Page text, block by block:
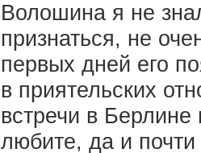
Волошина я не
признаться, не
первых дней его
в приятельских
встречи в
любите, да и